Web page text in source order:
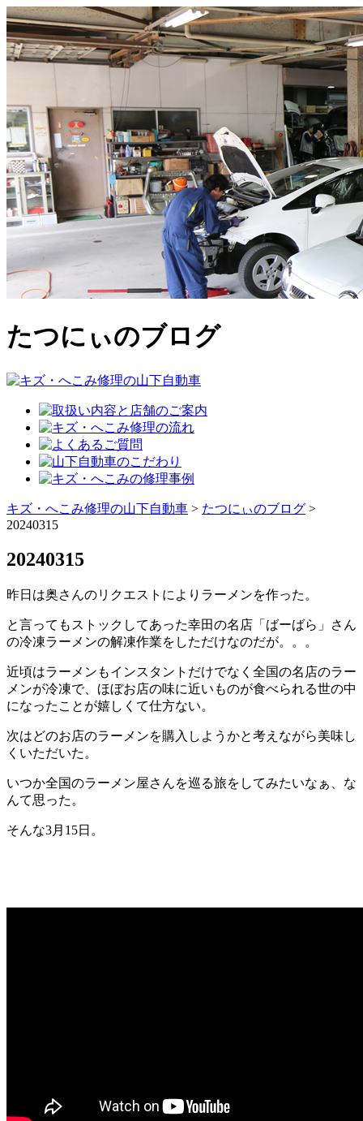
たつにぃのブログ
キズ・へこみ修理の山下自動車 > たつにぃのブログ >
20240315
20240315
昨日は奥さんのリクエストによりラーメンを作った。
と言ってもストックしてあった幸田の名店「ばーばら」さん
の冷凍ラーメンの解凍作業をしただけなのだが。。。
近頃はラーメンもインスタントだけでなく全国の名店のラー
メンが冷凍で、ほぼお店の味に近いものが食べられる世の中
になったことが嬉しくて仕方ない。
次はどのお店のラーメンを購入しようかと考えながら美味し
くいただいた。
いつか全国のラーメン屋さんを巡る旅をしてみたいなぁ、な
んて思った。
そんな3月15日。